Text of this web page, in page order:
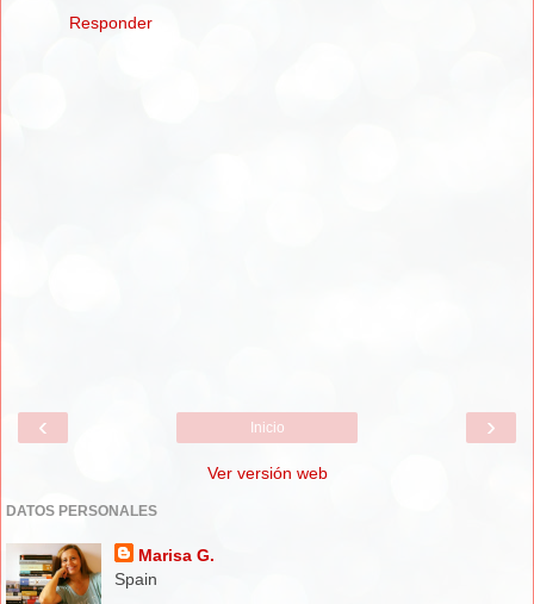
Responder
‹ ›
Inicio
Ver versión web
DATOS PERSONALES
Marisa G.
Spain